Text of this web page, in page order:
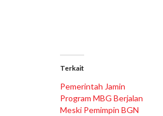
Terkait
Pemerintah Jamin
Program MBG Berjalan
Meski Pemimpin BGN